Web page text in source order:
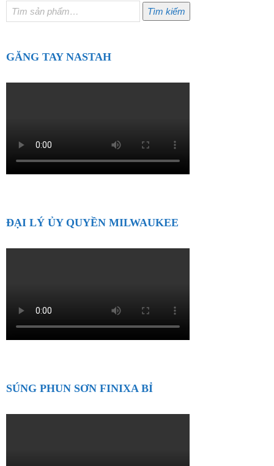
Tìm
kiếm:
Tìm kiếm
GĂNG TAY NASTAH
ĐẠI LÝ ỦY QUYỀN MILWAUKEE
SÚNG PHUN SƠN FINIXA BỈ